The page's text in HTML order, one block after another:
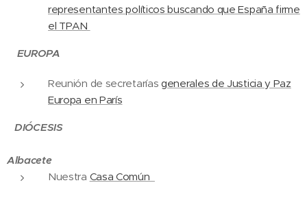
representantes políticos buscando que España firme
el TPAN
EUROPA
Reunión de secretaríasgenerales de Justicia y Paz
Europa en París
DIÓCESIS
Albacete
Nuestra Casa Común